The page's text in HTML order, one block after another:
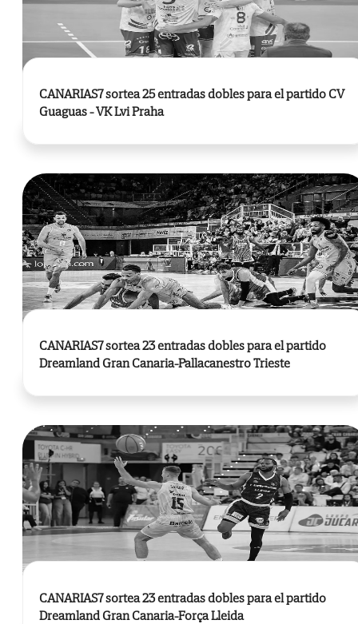
CANARIAS7 sortea 25 entradas dobles para el partido CV
Guaguas - VK Lvi Praha
CANARIAS7 sortea 23 entradas dobles para el partido
Dreamland Gran Canaria-Pallacanestro Trieste
CANARIAS7 sortea 23 entradas dobles para el partido
Dreamland Gran Canaria-Força Lleida